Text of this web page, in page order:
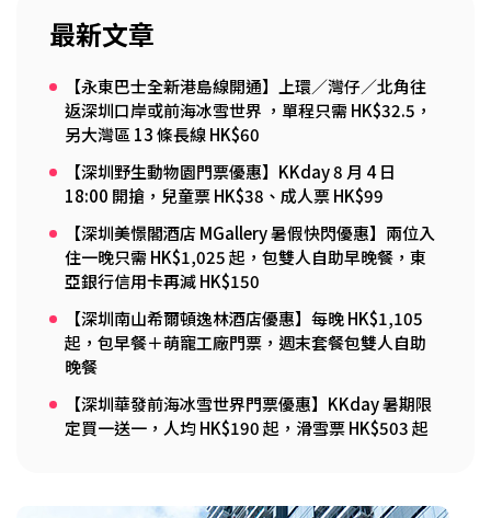
最新文章
【永東巴士全新港島線開通】上環／灣仔／北角往
返深圳口岸或前海冰雪世界 ，單程只需 HK$32.5，
另大灣區 13 條長線 HK$60
【深圳野生動物園門票優惠】KKday 8 月 4 日
18:00 開搶，兒童票 HK$38、成人票 HK$99
【深圳美憬閣酒店 MGallery 暑假快閃優惠】兩位入
住一晚只需 HK$1,025 起，包雙人自助早晚餐，東
亞銀行信用卡再減 HK$150
【深圳南山希爾頓逸林酒店優惠】每晚 HK$1,105
起，包早餐＋萌寵工廠門票，週末套餐包雙人自助
晚餐
【深圳華發前海冰雪世界門票優惠】KKday 暑期限
定買一送一，人均 HK$190 起，滑雪票 HK$503 起